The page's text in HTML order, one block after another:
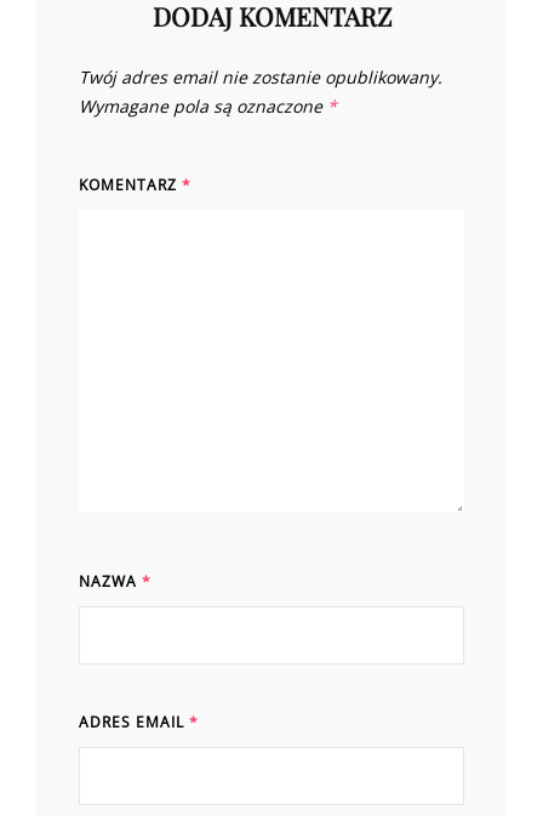
DODAJ KOMENTARZ
Twój adres email nie zostanie opublikowany.
Wymagane pola są oznaczone *
KOMENTARZ *
NAZWA *
ADRES EMAIL *